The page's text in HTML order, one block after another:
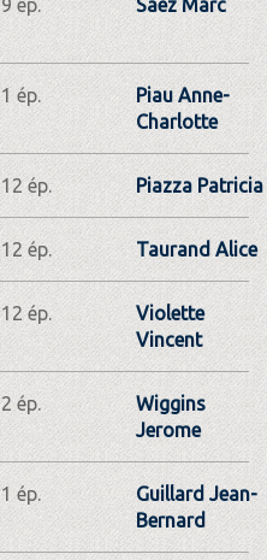
1 ép.
Piau Anne-
Charlotte
12 ép. Piazza Patricia
12 ép. Taurand Alice
12 ép.
Violette
Vincent
2 ép.
Wiggins
Jerome
1 ép.
Guillard Jean-
Bernard